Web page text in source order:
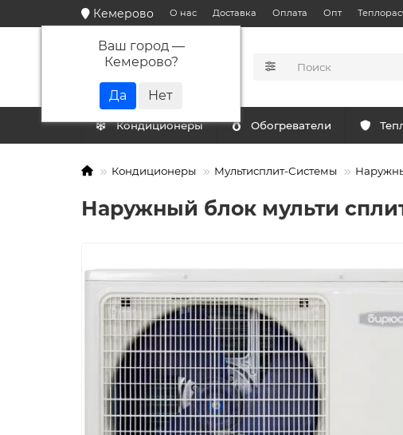
Кемерово
Ваш город —
Кемерово?
О нас Доставка Оплата Опт
КАТАЛОГ
Кондиционеры Обогреватели
Кондиционеры Мультисплит-Системы
Наружный блок мульти